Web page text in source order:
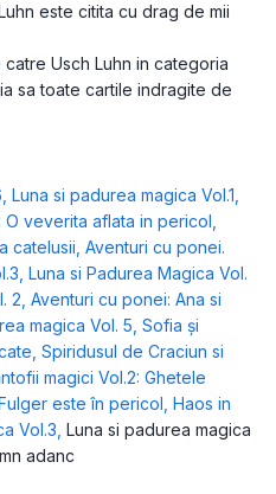
este citita cu drag de mii
Usch Luhn in categoria
sa toate cartile indragite de
Luna si padurea magica Vol.1
O veverita aflata in pericol
catelusii Aventuri cu ponei.
Luna si Padurea Magica Vol.
2 Aventuri cu ponei: Ana si
magica Vol. 5 Sofia și
Spiridusul de Craciun si
magici Vol.2: Ghetele
este în pericol Haos in
Vol.3 Luna si padurea magica
adanc